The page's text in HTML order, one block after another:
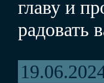
главу и
радовать